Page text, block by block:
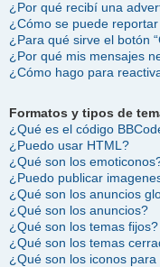
¿Por qué recibí una
¿Cómo se puede
¿Para qué sirve el botón
¿Por qué mis mensajes
¿Cómo hago para
Formatos y tipos de
¿Qué es el código
¿Puedo usar HTML?
¿Qué son los
¿Puedo publicar
¿Qué son los anuncios
¿Qué son los anuncios?
¿Qué son los temas fijos?
¿Qué son los temas
¿Qué son los iconos para